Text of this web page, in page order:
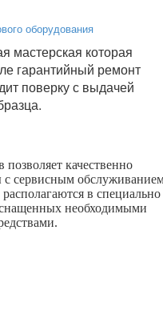
оборудования
мастерская которая
гарантийный ремонт
поверку с выдачей
качественно
с сервисным
в специально
необходимыми